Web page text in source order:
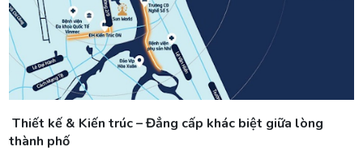
Thiết kế & Kiến trúc – Đẳng cấp khác biệt giữa lòng
thành phố